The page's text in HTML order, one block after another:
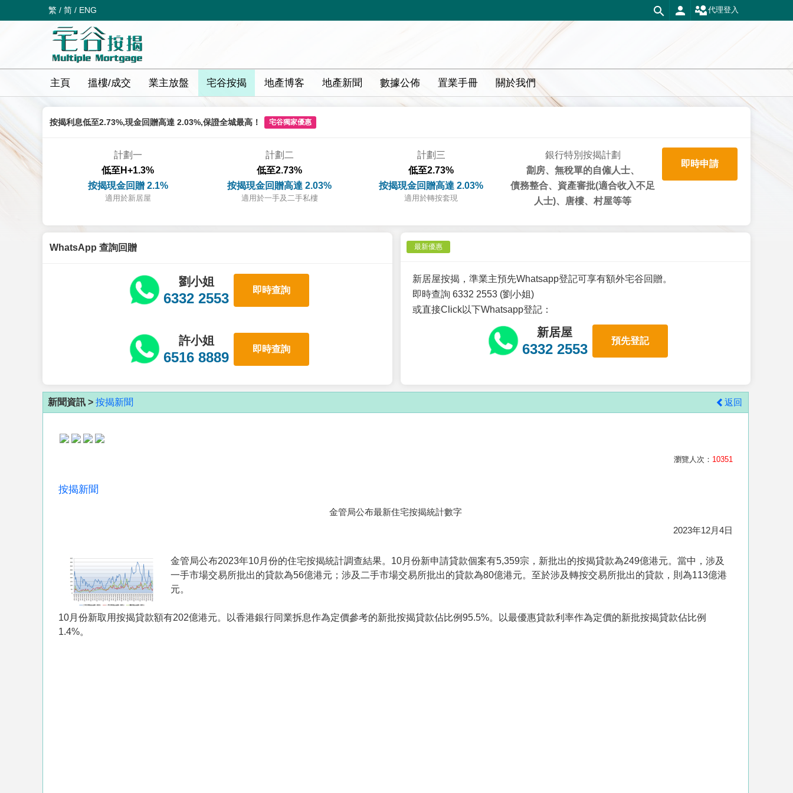
繁 / 简 / ENG 代理登入
主頁 搵樓/成交 業主放盤 宅谷按揭 地產博客 地產新聞 數據公佈 置業手冊 關於我們
按揭利息低至2.73%,現金回贈高達 2.03%,保證全城最高！ 宅谷獨家優惠
計劃一
低至H+1.3%
按揭現金回贈 2.1%
適用於新居屋
計劃二
低至2.73%
按揭現金回贈高達 2.03%
適用於一手及二手私樓
計劃三
低至2.73%
按揭現金回贈高達 2.03%
適用於轉按套現
銀行特別按揭計劃
劏房、無稅單的自僱人士、
債務整合、資產審批(適合收入不足
人士)、唐樓、村屋等等
即時申請
WhatsApp 查詢回贈
劉小姐
6332 2553
即時查詢
許小姐
6516 8889
即時查詢
最新優惠
新居屋按揭，準業主預先Whatsapp登記可享有額外宅谷回贈。
即時查詢 6332 2553 (劉小姐)
或直接Click以下Whatsapp登記：
新居屋
6332 2553
預先登記
新聞資訊 > 按揭新聞 返回
瀏覽人次： 10351
按揭新聞
金管局公布最新住宅按揭統計數字
2023年12月4日
金管局公布2023年10月份的住宅按揭統計調查結果。10月份新申請貸款個案有5,359宗，新批出的按揭貸款為249億港元。當中，涉及
一手市場交易所批出的貸款為56億港元；涉及二手市場交易所批出的貸款為80億港元。至於涉及轉按交易所批出的貸款，則為113億港
元。
10月份新取用按揭貸款額有202億港元。以香港銀行同業拆息作為定價參考的新批按揭貸款佔比例95.5%。以最優惠貸款利率作為定價的新批按揭貸款佔比例
1.4%。